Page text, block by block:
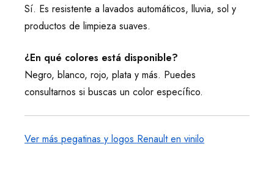
Sí. Es resistente a lavados automáticos, lluvia, sol y
productos de limpieza suaves.
¿En qué colores está disponible?
Negro, blanco, rojo, plata y más. Puedes
consultarnos si buscas un color específico.
Ver más pegatinas y logos Renault en vinilo